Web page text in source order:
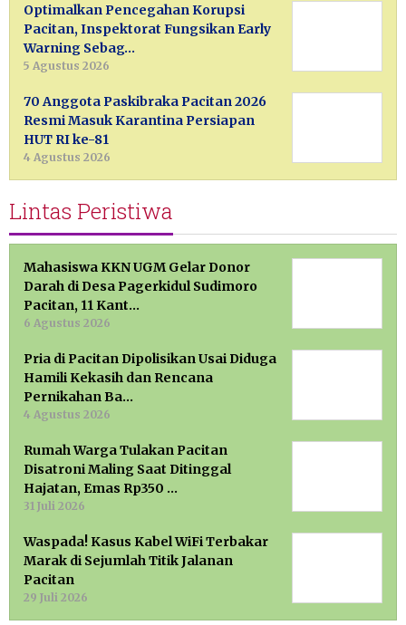
Optimalkan Pencegahan Korupsi
Pacitan, Inspektorat Fungsikan Early
Warning Sebag…
5 Agustus 2026
70 Anggota Paskibraka Pacitan 2026
Resmi Masuk Karantina Persiapan
HUT RI ke-81
4 Agustus 2026
Lintas Peristiwa
Mahasiswa KKN UGM Gelar Donor
Darah di Desa Pagerkidul Sudimoro
Pacitan, 11 Kant…
6 Agustus 2026
Pria di Pacitan Dipolisikan Usai Diduga
Hamili Kekasih dan Rencana
Pernikahan Ba…
4 Agustus 2026
Rumah Warga Tulakan Pacitan
Disatroni Maling Saat Ditinggal
Hajatan, Emas Rp350 …
31 Juli 2026
Waspada! Kasus Kabel WiFi Terbakar
Marak di Sejumlah Titik Jalanan
Pacitan
29 Juli 2026